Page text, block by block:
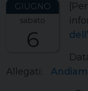
sabato
6
Allegati: